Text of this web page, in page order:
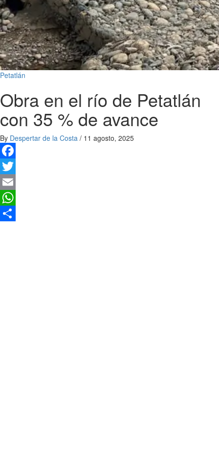
Petatlán
Obra en el río de Petatlán
con 35 % de avance
By Despertar de la Costa / 11 agosto, 2025
Facebook
Twitter
Email
WhatsApp